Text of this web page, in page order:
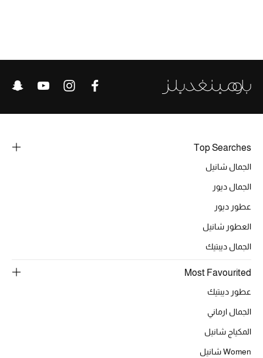
حقائب الأطفال
تسوقوا الحقائب
الموسم الجديد
Top Searches
الجمال شانيل
الجمال ديور
عطور ديور
العطور شانيل
الجمال ديبتيك
Most Favourited
عطور ديبتيك
الجمال ارماني
المكياج شانيل
Women شانيل